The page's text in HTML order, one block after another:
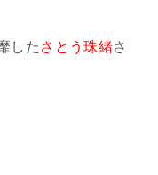
した さとう珠緒さ